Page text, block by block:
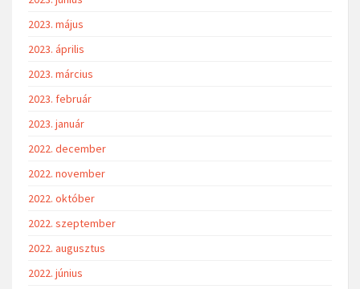
2023. május
2023. április
2023. március
2023. február
2023. január
2022. december
2022. november
2022. október
2022. szeptember
2022. augusztus
2022. június